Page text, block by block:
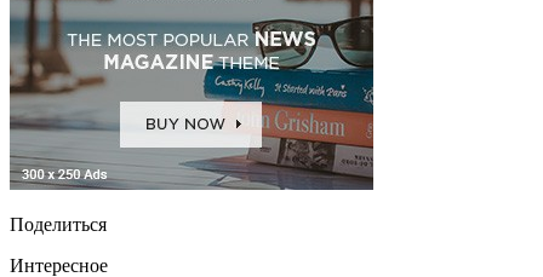
Поделиться
Интересное